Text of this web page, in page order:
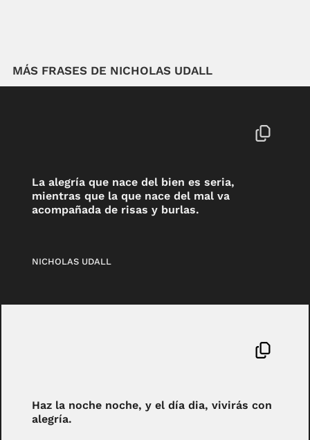
MÁS FRASES DE NICHOLAS UDALL
La alegría que nace del bien es seria,
mientras que la que nace del mal va
acompañada de risas y burlas.
NICHOLAS UDALL
Haz la noche noche, y el día dia, vivirás con
alegría.